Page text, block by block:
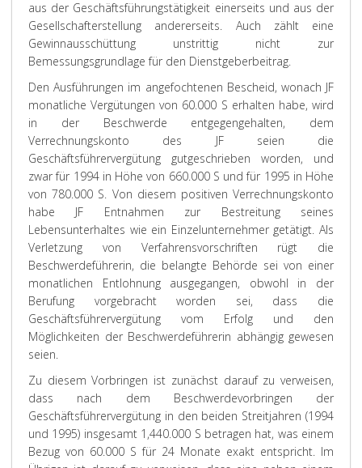
aus der Geschäftsführungstätigkeit einerseits und aus der
Gesellschafterstellung andererseits. Auch zählt eine
Gewinnausschüttung unstrittig nicht zur
Bemessungsgrundlage für den Dienstgeberbeitrag.
Den Ausführungen im angefochtenen Bescheid, wonach JF
monatliche Vergütungen von 60.000 S erhalten habe, wird
in der Beschwerde entgegengehalten, dem
Verrechnungskonto des JF seien die
Geschäftsführervergütung gutgeschrieben worden, und
zwar für 1994 in Höhe von 660.000 S und für 1995 in Höhe
von 780.000 S. Von diesem positiven Verrechnungskonto
habe JF Entnahmen zur Bestreitung seines
Lebensunterhaltes wie ein Einzelunternehmer getätigt. Als
Verletzung von Verfahrensvorschriften rügt die
Beschwerdeführerin, die belangte Behörde sei von einer
monatlichen Entlohnung ausgegangen, obwohl in der
Berufung vorgebracht worden sei, dass die
Geschäftsführervergütung vom Erfolg und den
Möglichkeiten der Beschwerdeführerin abhängig gewesen
seien.
Zu diesem Vorbringen ist zunächst darauf zu verweisen,
dass nach dem Beschwerdevorbringen der
Geschäftsführervergütung in den beiden Streitjahren (1994
und 1995) insgesamt 1,440.000 S betragen hat, was einem
Bezug von 60.000 S für 24 Monate exakt entspricht. Im